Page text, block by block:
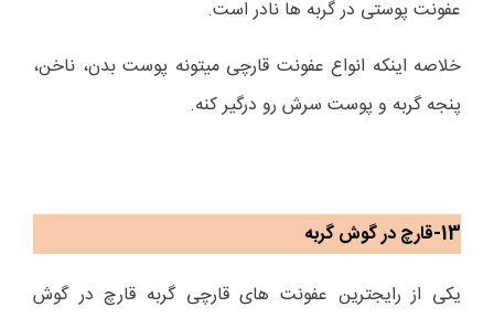
عفونت پوستی در گربه ها نادر است.
خلاصه اینکه انواع عفونت قارچی میتونه پوست بدن، ناخن،
پنجه گربه و پوست سرش رو درگیر کنه.
13-قارچ در گوش گربه
یکی از رایجترین عفونت های قارچی گربه قارچ در گوش